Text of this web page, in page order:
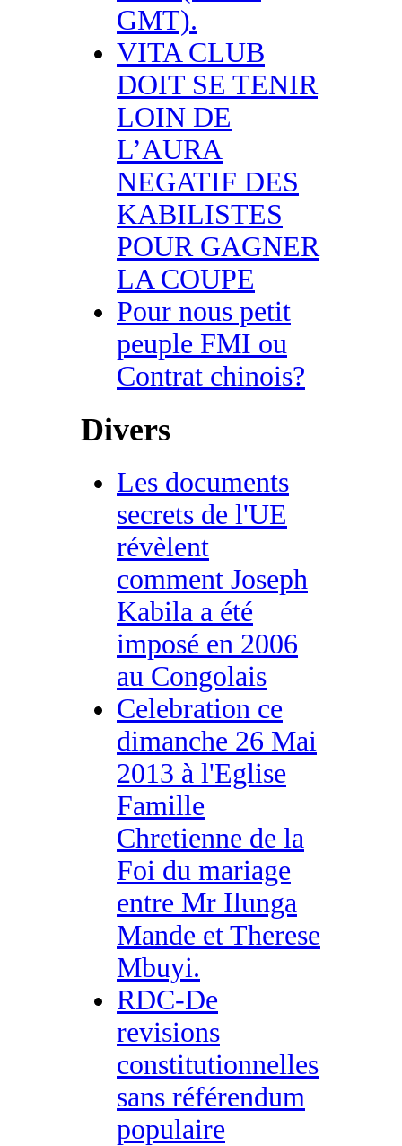
GMT).
VITA CLUB
DOIT SE TENIR
LOIN DE
L’AURA
NEGATIF DES
KABILISTES
POUR GAGNER
LA COUPE
Pour nous petit
peuple FMI ou
Contrat chinois?
Divers
Les documents
secrets de l'UE
révèlent
comment Joseph
Kabila a été
imposé en 2006
au Congolais
Celebration ce
dimanche 26 Mai
2013 à l'Eglise
Famille
Chretienne de la
Foi du mariage
entre Mr Ilunga
Mande et Therese
Mbuyi.
RDC-De
revisions
constitutionnelles
sans référendum
populaire